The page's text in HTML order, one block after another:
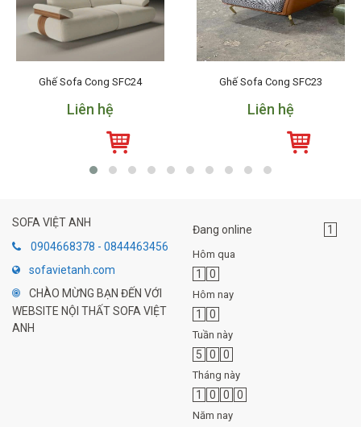
Ghế Sofa Cong SFC24
Liên hệ
Ghế Sofa Cong SFC23
Liên hệ
SOFA VIỆT ANH
0904668378 - 0844463456
sofavietanh.com
CHÀO MỪNG BẠN ĐẾN VỚI
WEBSITE NỘI THẤT SOFA VIỆT
ANH
Đang online 1
Hôm qua
1 0
Hôm nay
1 0
Tuần này
5 0 0
Tháng này
1 0 0 0
Năm nay